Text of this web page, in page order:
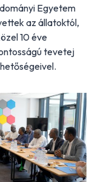
Egyetem
az állatoktól,
10 éve
tevetej